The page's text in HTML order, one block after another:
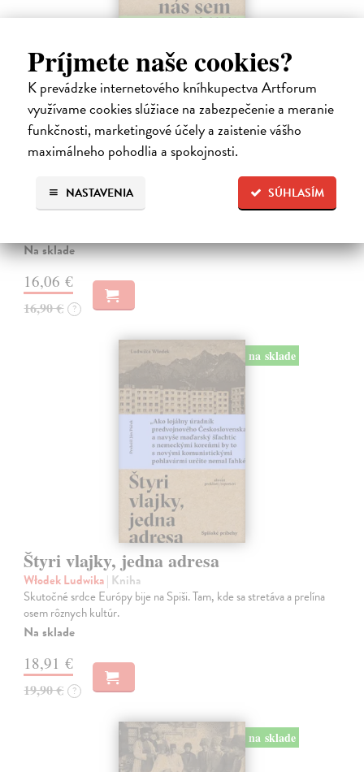
Príjmete naše cookies?
K prevádzke internetového kníhkupectva Artforum
využívame cookies slúžiace na zabezpečenie a meranie
funkčnosti, marketingové účely a zaistenie vášho
maximálneho pohodlia a spokojnosti.
SÚHLASÍM
NASTAVENIA
Páni nás sem presídlili
Chcete spoznať Škandináviu z trochu iného uhla? Zabudnite na fjordy
či polárnu žiaru, pátrajte po príbehoch ľudí a po jazvách, ktoré v
Na sklade
16,06 €
16,90 € ?
na sklade
Štyri vlajky, jedna adresa
Włodek Ludwika| Kniha
Skutočné srdce Európy bije na Spiši. Tam, kde sa stretáva a prelína
osem rôznych kultúr.
Na sklade
18,91 €
19,90 € ?
na sklade